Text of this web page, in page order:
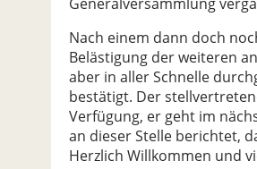
Nach einem dann doch
Belästigung der weiteren
aber in aller Schnelle
bestätigt. Der
Verfügung, er geht im
an dieser Stelle berichtet,
Herzlich Willkommen und